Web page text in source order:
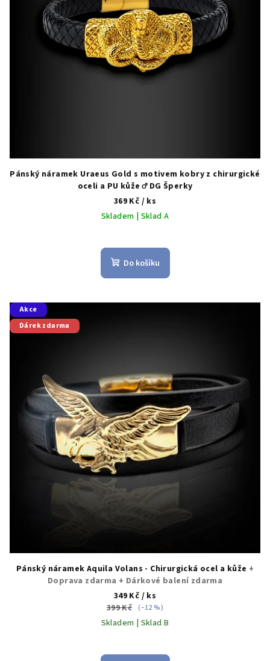
Pánský náramek Uraeus Gold s motivem kobry z chirurgické
oceli a PU kůže ♂️ DG Šperky
369 Kč / ks
Skladem | Sklad A
Do košíku
Akce
Dárek zdarma
Pánský náramek Aquila Volans - Chirurgická ocel a kůže +
Doprava zdarma + Dárkové balení zdarma
349 Kč / ks
399 Kč (–12 %)
Skladem | Sklad B
hodnocení